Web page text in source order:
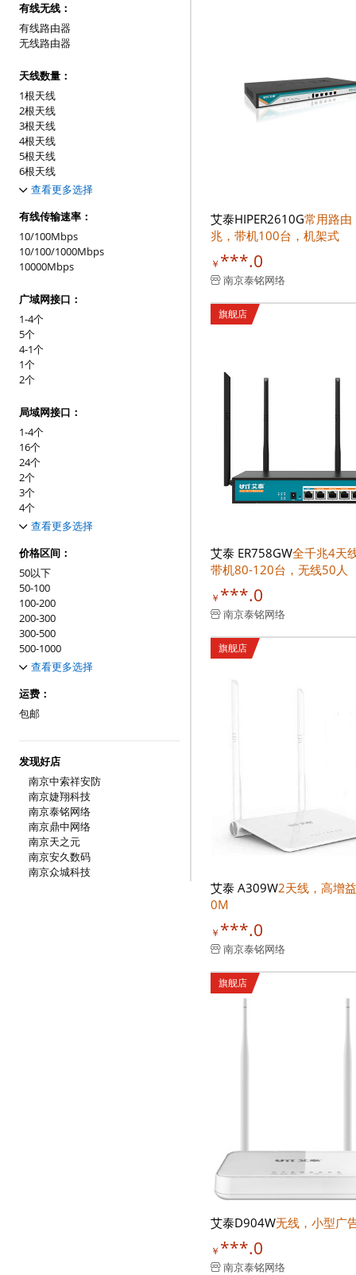
有线无线：
有线路由器
无线路由器
天线数量：
1根天线
2根天线
3根天线
4根天线
5根天线
6根天线
7根天线
查看更多选择
有线传输速率：
10/100Mbps
10/100/1000Mbps
10000Mbps
广域网接口：
1-4个
5个
4-1个
1个
2个
局域网接口：
1-4个
16个
24个
2个
3个
4个
5个
7个
8个
9个
10个
11个
12个
查看更多选择
价格区间：
50以下
50-100
100-200
200-300
300-500
500-1000
1000-3000
查看更多选择
运费：
包邮
发现好店
南京中索祥安防
南京婕翔科技
南京泰铭网络
南京鼎中网络
南京天之元
南京安久数码
南京众城科技
艾泰HIPER2610G常用路由
兆，带机100台，机架式
￥ ***.0
南京泰铭网络
旗舰店
艾泰 ER758GW全千兆4天
带机80-120台，无线50人
￥ ***.0
南京泰铭网络
旗舰店
艾泰 A309W2天线，高增
0M
￥ ***.0
南京泰铭网络
旗舰店
艾泰D904W无线，小型广
￥ ***.0
南京泰铭网络